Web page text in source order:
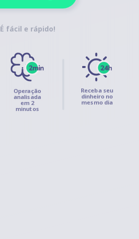
de forma rápida e segura.
quero@credmei.com.br
É fácil e rápido!
Operação
analisada
em 2
minutos
Receba seu
dinheiro no
mesmo dia